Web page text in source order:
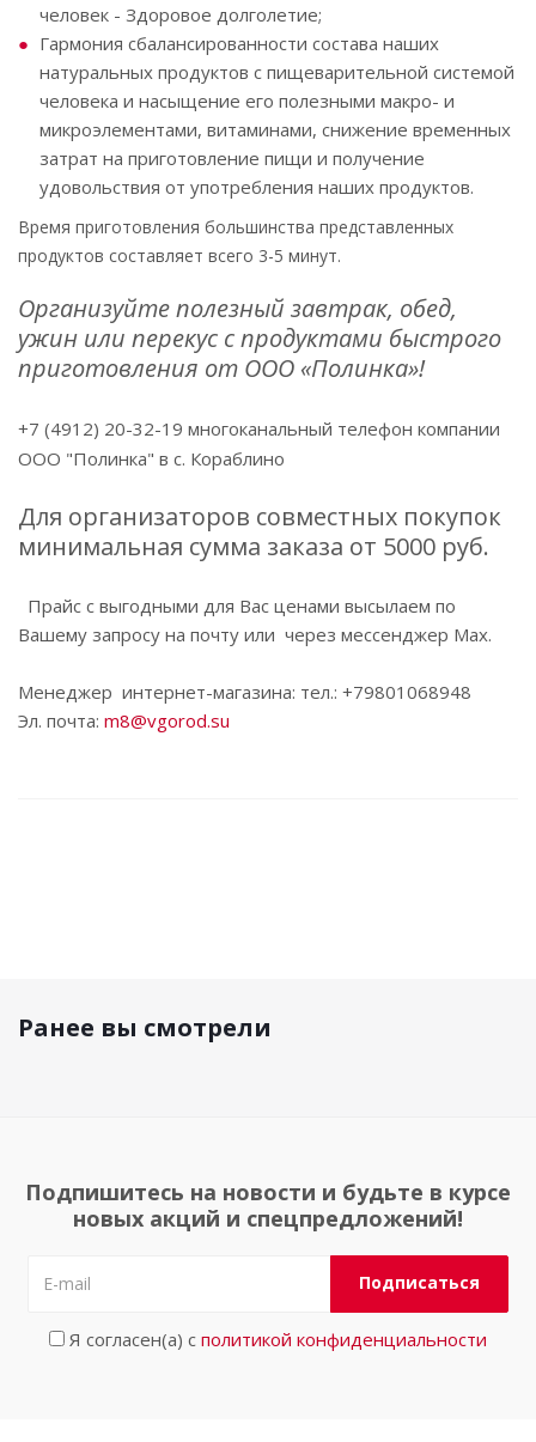
человек - Здоровое долголетие;
Гармония сбалансированности состава наших
натуральных продуктов с пищеварительной системой
человека и насыщение его полезными макро- и
микроэлементами, витаминами, снижение временных
затрат на приготовление пищи и получение
удовольствия от употребления наших продуктов.
Время приготовления большинства представленных
продуктов составляет всего 3-5 минут.
Организуйте полезный завтрак, обед,
ужин или перекус с продуктами быстрого
приготовления от ООО «Полинка»!
+7 (4912) 20-32-19 многоканальный телефон компании
ООО "Полинка" в с. Кораблино
Для организаторов совместных покупок
минимальная сумма заказа от 5000 руб.
Прайс с выгодными для Вас ценами высылаем по
Вашему запросу на почту или через мессенджер Max.
Менеджер интернет-магазина: тел.: +79801068948
Эл. почта: m8@vgorod.su
Ранее вы смотрели
Подпишитесь на новости и будьте в курсе
новых акций и спецпредложений!
Я согласен(а) с политикой конфиденциальности